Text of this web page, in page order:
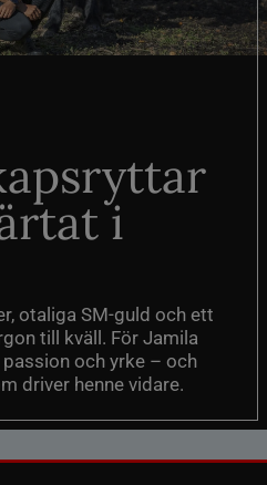
i
otaliga SM-guld och ett
till kväll. För Jamila
och yrke – och
driver henne vidare.